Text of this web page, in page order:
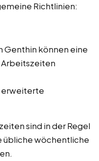
Richtlinien:
Genthin können eine
erweiterte
sind in der Regel
übliche wöchentliche